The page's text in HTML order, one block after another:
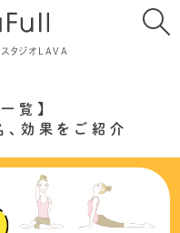
タジオLAVA
覧】
効果をご紹介